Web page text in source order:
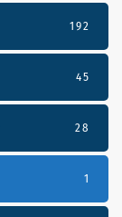
192
45
28
1